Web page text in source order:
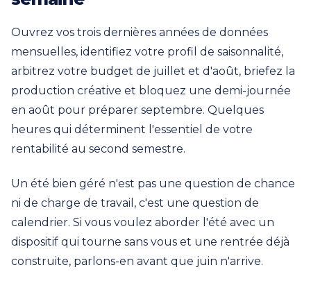
Ouvrez vos trois dernières années de données
mensuelles, identifiez votre profil de saisonnalité,
arbitrez votre budget de juillet et d'août, briefez la
production créative et bloquez une demi-journée
en août pour préparer septembre. Quelques
heures qui déterminent l'essentiel de votre
rentabilité au second semestre.
Un été bien géré n'est pas une question de chance
ni de charge de travail, c'est une question de
calendrier. Si vous voulez aborder l'été avec un
dispositif qui tourne sans vous et une rentrée déjà
construite, parlons-en avant que juin n'arrive.